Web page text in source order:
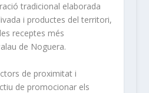
tradicional elaborada
i productes del territori,
receptes més
de Noguera.
de proximitat i
de promocionar els